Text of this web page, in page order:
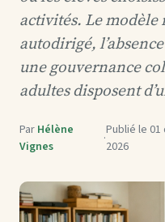
activités. Le modèle
autodirigé,
une gouvernance
adultes disposent
Par Hélène
Vignes
·
Publié le 01
2026